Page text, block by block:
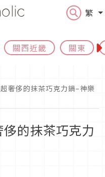
繁
關西近畿 關東
奢侈的抹茶巧克力鍋–神樂
的抹茶巧克力